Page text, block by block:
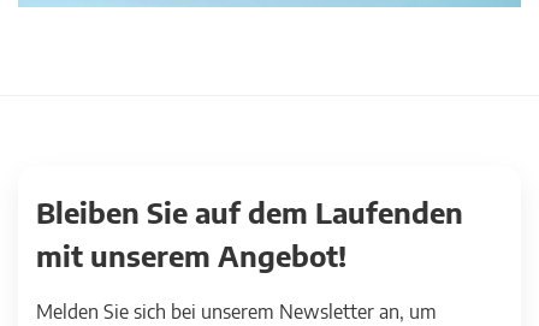
Bleiben Sie auf dem Laufenden
mit unserem Angebot!
Melden Sie sich bei unserem Newsletter an, um